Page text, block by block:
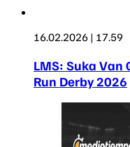
16.02.2026 | 17.59
LMS: Suka Van
Run Derby 2026